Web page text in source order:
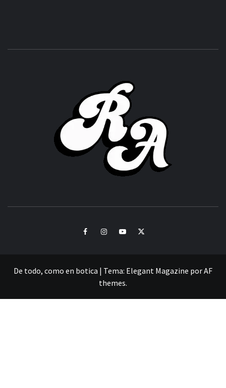
FacebookInstagramYoutubeTwitter
De todo, como en botica | Tema: Elegant Magazine porAF
themes.